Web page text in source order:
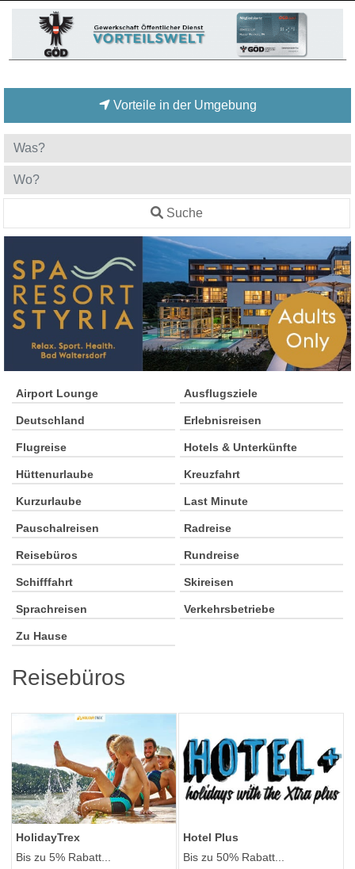
Vorteile in der Umgebung
Suche
Airport Lounge Ausflugsziele
Deutschland Erlebnisreisen
Flugreise Hotels & Unterkünfte
Hüttenurlaube Kreuzfahrt
Kurzurlaube Last Minute
Pauschalreisen Radreise
Reisebüros Rundreise
Schifffahrt Skireisen
Sprachreisen Verkehrsbetriebe
Zu Hause
Reisebüros
HolidayTrex
Bis zu 5% Rabatt...
Hotel Plus
Bis zu 50% Rabatt...